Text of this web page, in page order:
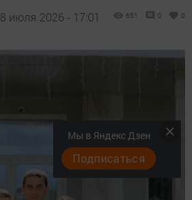
8 июля 2026 - 17:01 651 0 0
Мы в Яндекс Дзен
Подписаться